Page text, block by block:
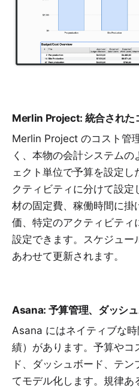
Merlin Project: 統合された
Merlin Project のコスト管
く、本物の会計システム
ェクト単位で予算を設定
クティビティに分けて設
材の固定費、稼働時間に
価、特定のアクティビティ
設定できます。スケジュー
あわせて更新されます。
Asana: 予算管理、ダッシ
Asana にはネイティブな
績）があります。予算や
ド、ダッシュボード、テ
てモデル化します。規律